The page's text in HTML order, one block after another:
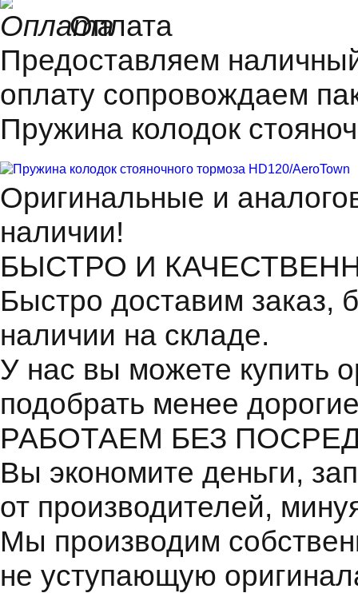
Оплата
Предоставляем
оплату сопровождаем
Пружина колодок
Оригинальные и
наличии!
БЫСТРО И
Быстро доставим заказ,
наличии на складе.
У нас вы можете купить
подобрать менее
РАБОТАЕМ БЕЗ
Вы экономите деньги,
от производителей,
Мы производим
не уступающую